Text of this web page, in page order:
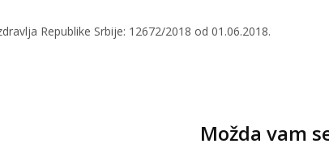
Republike Srbije: 12672/2018 od 01.06.2018.
Možda vam